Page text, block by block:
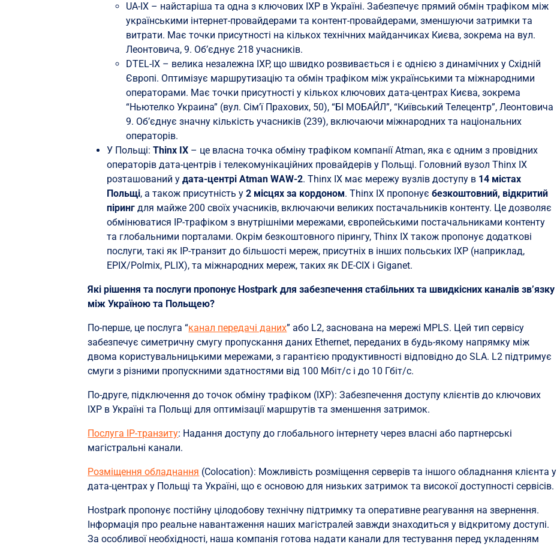
UA-IX – найстаріша та одна з ключових IXP в Україні. Забезпечує прямий обмін трафіком між
українськими інтернет-провайдерами та контент-провайдерами, зменшуючи затримки та
витрати. Має точки присутності на кількох технічних майданчиках Києва, зокрема на вул.
Леонтовича, 9. Об’єднує 218 учасників.
DTEL-IX – велика незалежна IXP, що швидко розвивається і є однією з динамічних у Східній
Європі. Оптимізує маршрутизацію та обмін трафіком між українськими та міжнародними
операторами. Має точки присутності у кількох ключових дата-центрах Києва, зокрема
“Ньютелко Украина” (вул. Сім’ї Прахових, 50), “БІ МОБАЙЛ”, “Київський Телецентр”, Леонтовича
9. Об’єднує значну кількість учасників (239), включаючи міжнародних та національних
операторів.
У Польщі:Thinx IX – це власна точка обміну трафіком компанії Atman, яка є одним з провідних
операторів дата-центрів і телекомунікаційних провайдерів у Польщі. Головний вузол Thinx IX
розташований удата-центрі Atman WAW-2. Thinx IX має мережу вузлів доступу в 14 містах
Польщі, а також присутність у2 місцях за кордоном. Thinx IX пропонуєбезкоштовний, відкритий
піринг для майже 200 своїх учасників, включаючи великих постачальників контенту. Це дозволяє
обмінюватися IP-трафіком з внутрішніми мережами, європейськими постачальниками контенту
та глобальними порталами. Окрім безкоштовного пірингу, Thinx IX також пропонує додаткові
послуги, такі як IP-транзит до більшості мереж, присутніх в інших польських IXP (наприклад,
EPIX/Polmix, PLIX), та міжнародних мереж, таких як DE-CIX і Giganet.
Які рішення та послуги пропонує Hostpark для забезпечення стабільних та швидкісних каналів зв’язку
між Україною та Польщею?
По-перше, це послуга “канал передачі даних” або L2, заснована на мережі MPLS. Цей тип сервісу
забезпечує симетричну смугу пропускання даних Ethernet, переданих в будь-якому напрямку між
двома користувальницькими мережами, з гарантією продуктивності відповідно до SLA. L2 підтримує
смуги з різними пропускними здатностями від 100 Мбіт/с і до 10 Гбіт/с.
По-друге, підключення до точок обміну трафіком (IXP): Забезпечення доступу клієнтів до ключових
IXP в Україні та Польщі для оптимізації маршрутів та зменшення затримок.
Послуга IP-транзиту: Надання доступу до глобального інтернету через власні або партнерські
магістральні канали.
Розміщення обладнання (Colocation): Можливість розміщення серверів та іншого обладнання клієнта у
дата-центрах у Польщі та Україні, що є основою для низьких затримок та високої доступності сервісів.
Hostpark пропонує постійну цілодобову технічну підтримку та оперативне реагування на звернення.
Інформація про реальне навантаження наших магістралей завжди знаходиться у відкритому доступі.
За особливої ​​необхідності, наша компанія готова надати канали для тестування перед укладенням